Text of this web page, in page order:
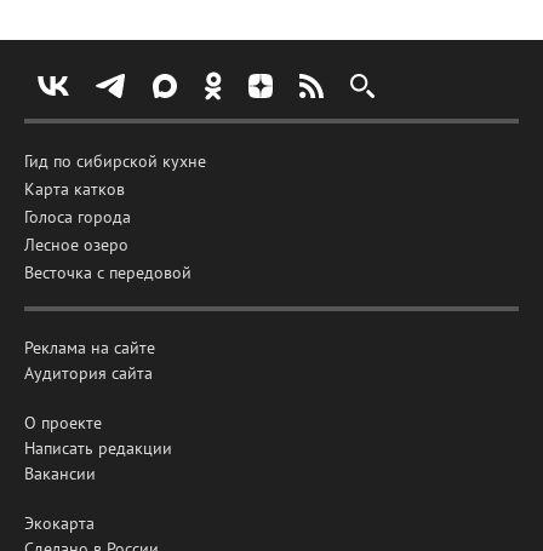
Гид по сибирской кухне
Карта катков
Голоса города
Лесное озеро
Весточка с передовой
Реклама на сайте
Аудитория сайта
О проекте
Написать редакции
Вакансии
Экокарта